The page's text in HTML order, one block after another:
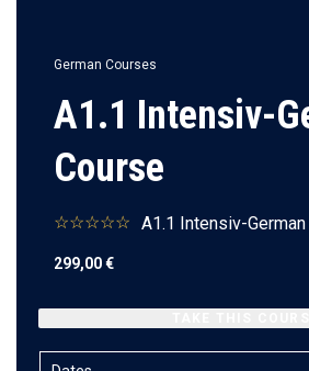
German Courses
A1.1 Intensiv-
Course
A1.1 Intensiv-
299,00€